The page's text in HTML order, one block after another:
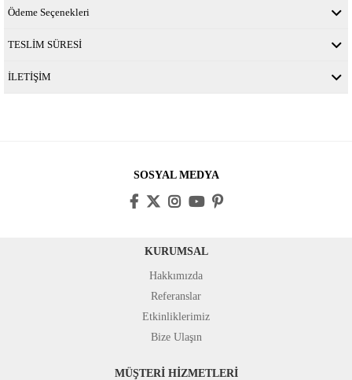
Ödeme Seçenekleri
TESLİM SÜRESİ
İLETİŞİM
SOSYAL MEDYA
KURUMSAL
Hakkımızda
Referanslar
Etkinliklerimiz
Bize Ulaşın
MÜŞTERİ HİZMETLERİ